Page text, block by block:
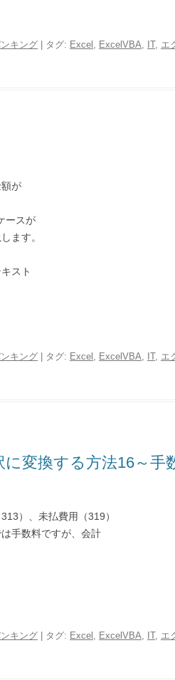
キング | タグ: Excel , ExcelVBA, IT, エ
が
ースが
ます。
スト
キング | タグ: Excel , ExcelVBA, IT, エ
変換する方法16～手
）、未払費用（319）
手数料ですが、会計
キング | タグ: Excel , ExcelVBA, IT, エ